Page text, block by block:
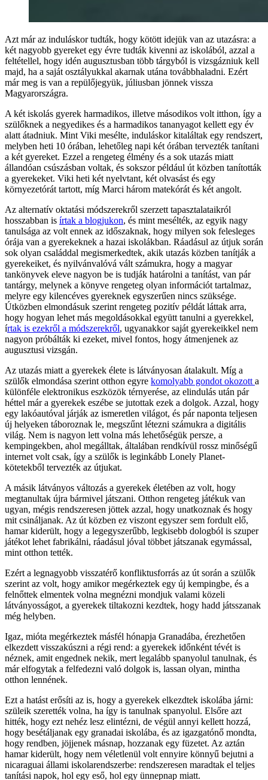
Azt már az induláskor tudták, hogy kötött idejük van az utazásra: a
két nagyobb gyereket egy évre tudták kivenni az iskolából, azzal a
feltétellel, hogy idén augusztusban több tárgyból is vizsgázniuk kell
majd, ha a saját osztályukkal akarnak utána továbbhaladni. Ezért
már meg is van a repülőjegyük, júliusban jönnek vissza
Magyarországra.
A két iskolás gyerek harmadikos, illetve másodikos volt itthon, így a
szülőknek a negyedikes és a harmadikos tananyagot kellett egy év
alatt átadniuk. Mint Viki mesélte, induláskor kitaláltak egy rendszert,
melyben heti 10 órában, lehetőleg napi két órában tervezték tanítani
a két gyereket. Ezzel a rengeteg élmény és a sok utazás miatt
állandóan csúszásban voltak, és sokszor például út közben tanították
a gyerekeket. Viki heti két nyelvtant, két olvasást és egy
környezetórát tartott, míg Marci három matekórát és két angolt.
Az alternatív oktatási módszerekről szerzett tapasztalataikról
hosszabban is írtak a blogjukon, és mint mesélték, az egyik nagy
tanulsága az volt ennek az időszaknak, hogy milyen sok felesleges
órája van a gyerekeknek a hazai iskolákban. Ráadásul az útjuk során
sok olyan családdal megismerkedtek, akik utazás közben tanítják a
gyerekeiket, és nyilvánvalóvá vált számukra, hogy a magyar
tankönyvek eleve nagyon be is tudják határolni a tanítást, van pár
tantárgy, melynek a könyve rengeteg olyan információt tartalmaz,
melyre egy kilencéves gyereknek egyszerűen nincs szüksége.
Útközben elmondásuk szerint rengeteg pozitív példát láttak arra,
hogy hogyan lehet más megoldásokkal együtt tanulni a gyerekkel,
írtak is ezekről a módszerekről, ugyanakkor saját gyerekeikkel nem
nagyon próbálták ki ezeket, mivel fontos, hogy átmenjenek az
augusztusi vizsgán.
Az utazás miatt a gyerekek élete is látványosan átalakult. Míg a
szülők elmondása szerint otthon egyre komolyabb gondot okozott a
különféle elektronikus eszközök térnyerése, az elindulás után pár
héttel már a gyerekek eszébe se jutottak ezek a dolgok. Azzal, hogy
egy lakóautóval járják az ismeretlen világot, és pár naponta teljesen
új helyeken táboroznak le, megszűnt létezni számukra a digitális
világ. Nem is nagyon lett volna más lehetőségük persze, a
kempingekben, ahol megálltak, általában rendkívül rossz minőségű
internet volt csak, így a szülők is leginkább Lonely Planet-
kötetekből tervezték az útjukat.
A másik látványos változás a gyerekek életében az volt, hogy
megtanultak újra bármivel játszani. Otthon rengeteg játékuk van
ugyan, mégis rendszeresen jöttek azzal, hogy unatkoznak és hogy
mit csináljanak. Az út közben ez viszont egyszer sem fordult elő,
hamar kiderült, hogy a legegyszerűbb, legkisebb dologból is szuper
játékot lehet fabrikálni, ráadásul jóval többet játszanak egymással,
mint otthon tették.
Ezért a legnagyobb visszatérő konfliktusforrás az út során a szülők
szerint az volt, hogy amikor megérkeztek egy új kempingbe, és a
felnőttek elmentek volna megnézni mondjuk valami közeli
látványosságot, a gyerekek tiltakozni kezdtek, hogy hadd játsszanak
még helyben.
Igaz, mióta megérkeztek másfél hónapja Granadába, érezhetően
elkezdett visszakúszni a régi rend: a gyerekek időnként tévét is
néznek, amit engednek nekik, mert legalább spanyolul tanulnak, és
már elfogytak a felfedezni való dolgok is, lassan olyan, mintha
otthon lennének.
Ezt a hatást erősíti az is, hogy a gyerekek elkezdtek iskolába járni:
szüleik szerették volna, ha így is tanulnak spanyolul. Elsőre azt
hitték, hogy ezt nehéz lesz elintézni, de végül annyi kellett hozzá,
hogy besétáljanak egy granadai iskolába, és az igazgatónő mondta,
hogy rendben, jöjjenek másnap, hozzanak egy füzetet. Az aztán
hamar kiderült, hogy nem véletlenül volt ennyire könnyű bejutni a
nicaraguai állami iskolarendszerbe: rendszeresen maradtak el teljes
tanítási napok, hol egy eső, hol egy ünnepnap miatt.